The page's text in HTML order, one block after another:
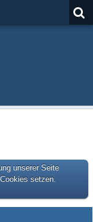
unserer Seite
setzen.